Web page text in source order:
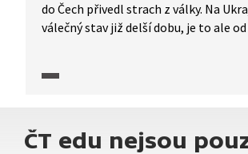
do Čech přivedl strach z války. Na
válečný stav již delší dobu, je to ale
hlavou při balení, když věděla, že za
ČT edu nejsou